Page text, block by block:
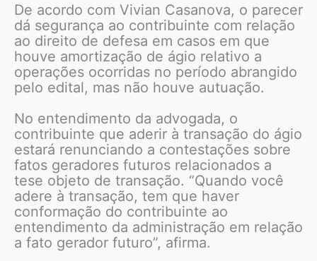
De acordo com Vivian Casanova, o parecer
dá segurança ao contribuinte com relação
ao direito de defesa em casos em que
houve amortização de ágio relativo a
operações ocorridas no período abrangido
pelo edital, mas não houve autuação.
No entendimento da advogada, o
contribuinte que aderir à transação do ágio
estará renunciando a contestações sobre
fatos geradores futuros relacionados a
tese objeto de transação. “Quando você
adere à transação, tem que haver
conformação do contribuinte ao
entendimento da administração em relação
a fato gerador futuro”, afirma.